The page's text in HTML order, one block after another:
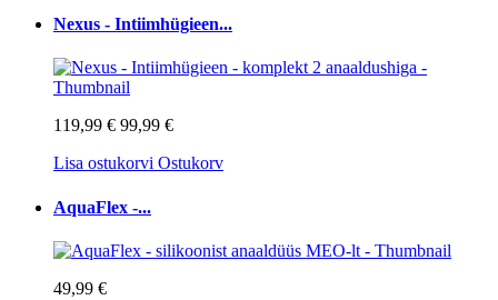
Nexus - Intiimhügieen...
119,99 € 99,99 €
Lisa ostukorvi Ostukorv
AquaFlex -...
49,99 €